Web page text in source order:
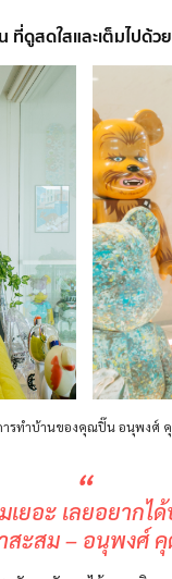
ที่ดูสดใสและเต็มไปด้ว
ารทำบ้านของคุณปิ๊น อนุพงศ์
“
เยอะ เลยอยากไ
สะสม – อนุพงศ์